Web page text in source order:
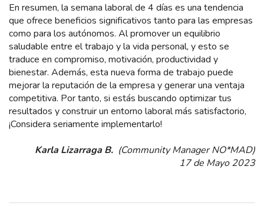
En resumen, la semana laboral de 4 días es una tendencia
que ofrece beneficios significativos tanto para las empresas
como para los autónomos. Al promover un equilibrio
saludable entre el trabajo y la vida personal, y esto se
traduce en compromiso, motivación, productividad y
bienestar. Además, esta nueva forma de trabajo puede
mejorar la reputación de la empresa y generar una ventaja
competitiva. Por tanto, si estás buscando optimizar tus
resultados y construir un entorno laboral más satisfactorio,
¡Considera seriamente implementarlo!
Karla Lizarraga B. (Community Manager NO*MAD)
17 de Mayo 2023